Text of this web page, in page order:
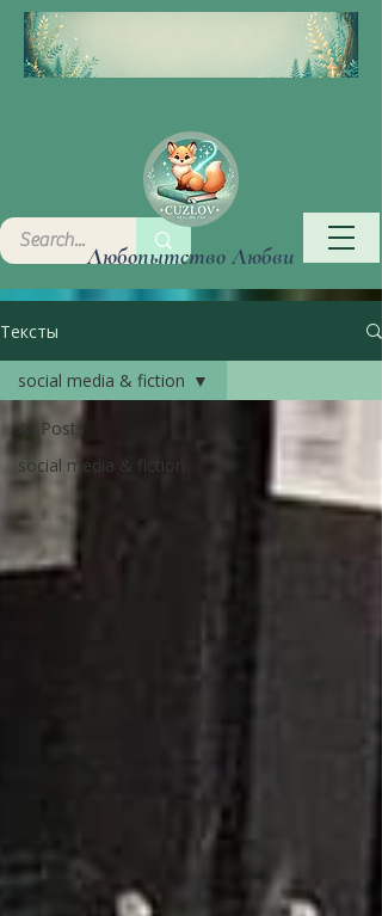
Любопытство Любви
Тексты
All Posts
social media & fiction
social media & fiction